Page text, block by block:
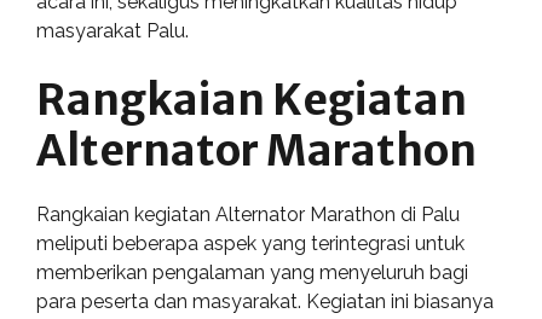
masyarakat Palu.
Rangkaian Kegiatan
Alternator Marathon
Rangkaian kegiatan Alternator Marathon di Palu
meliputi beberapa aspek yang terintegrasi untuk
memberikan pengalaman yang menyeluruh bagi
para peserta dan masyarakat. Kegiatan ini biasanya